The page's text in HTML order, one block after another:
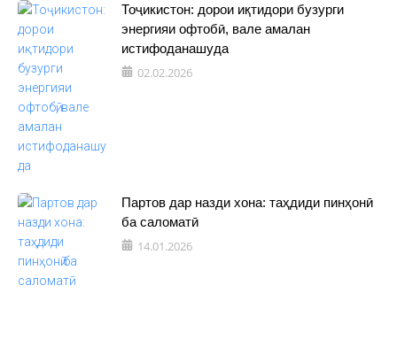
Тоҷикистон: дорои иқтидори бузурги
энергияи офтобӣ, вале амалан
истифоданашуда
02.02.2026
Партов дар назди хона: таҳдиди пинҳонӣ
ба саломатӣ
14.01.2026